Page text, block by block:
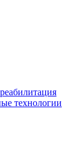
технологии